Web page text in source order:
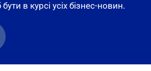
в курсі усіх бізнес-новин.